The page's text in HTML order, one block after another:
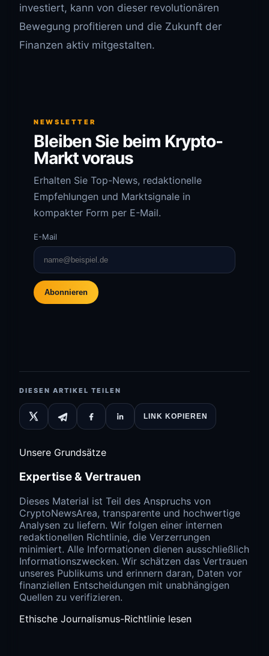
investiert, kann von dieser revolutionären
Bewegung profitieren und die Zukunft der
Finanzen aktiv mitgestalten.
NEWSLETTER
Bleiben Sie beim Krypto-
Markt voraus
Erhalten Sie Top-News, redaktionelle
Empfehlungen und Marktsignale in
kompakter Form per E-Mail.
E-Mail
Abonnieren
DIESEN ARTIKEL TEILEN
LINK KOPIEREN
Unsere Grundsätze
Expertise & Vertrauen
Dieses Material ist Teil des Anspruchs von
CryptoNewsArea, transparente und hochwertige
Analysen zu liefern. Wir folgen einer internen
redaktionellen Richtlinie, die Verzerrungen
minimiert. Alle Informationen dienen ausschließlich
Informationszwecken. Wir schätzen das Vertrauen
unseres Publikums und erinnern daran, Daten vor
finanziellen Entscheidungen mit unabhängigen
Quellen zu verifizieren.
Ethische Journalismus-Richtlinie lesen